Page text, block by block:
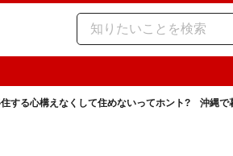
する心構えなくして住めないってホント? 沖縄